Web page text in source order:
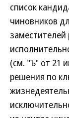
список
чиновников
заместителей
(см. "Ъ" от 21
решения по